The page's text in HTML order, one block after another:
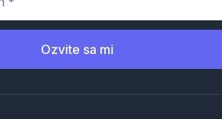
Ozvite sa mi